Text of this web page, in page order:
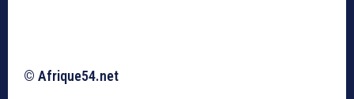
© Afrique54.net